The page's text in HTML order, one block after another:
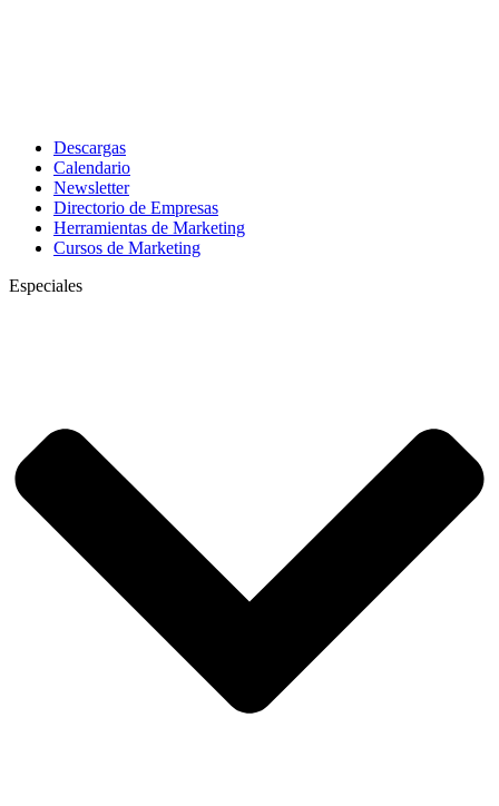
Descargas
Calendario
Newsletter
Directorio de Empresas
Herramientas de Marketing
Cursos de Marketing
Especiales